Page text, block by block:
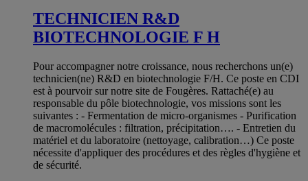
TECHNICIEN R&D
BIOTECHNOLOGIE F H
Pour accompagner notre croissance, nous recherchons un(e)
technicien(ne) R&D en biotechnologie F/H. Ce poste en CDI
est à pourvoir sur notre site de Fougères. Rattaché(e) au
responsable du pôle biotechnologie, vos missions sont les
suivantes : - Fermentation de micro-organismes - Purification
de macromolécules : filtration, précipitation…. - Entretien du
matériel et du laboratoire (nettoyage, calibration…) Ce poste
nécessite d'appliquer des procédures et des règles d'hygiène et
de sécurité.